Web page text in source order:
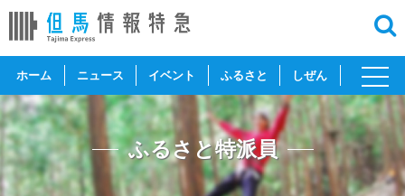
ホーム ニュース イベント ふるさと しぜん
toggle
ふるさと特派員